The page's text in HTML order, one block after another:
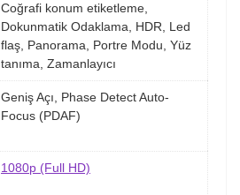
Coğrafi konum etiketleme,
Dokunmatik Odaklama, HDR, Led
flaş, Panorama, Portre Modu, Yüz
tanıma, Zamanlayıcı
Geniş Açı, Phase Detect Auto-
Focus (PDAF)
1080p (Full HD)